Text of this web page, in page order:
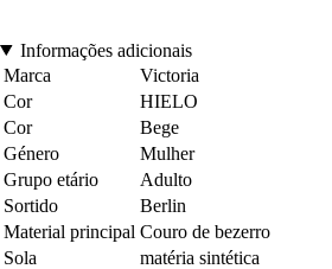
Informações adicionais
Marca
Victoria
Cor
HIELO
Cor
Bege
Género
Mulher
Grupo etário
Adulto
Sortido
Berlin
Material principal Couro de bezerro
Sola
matéria sintética